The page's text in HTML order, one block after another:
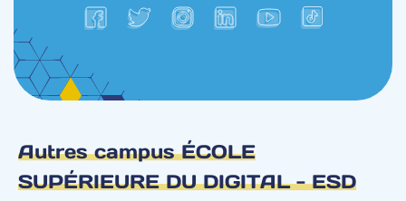
Autres campus ÉCOLE
SUPÉRIEURE DU DIGITAL - ESD